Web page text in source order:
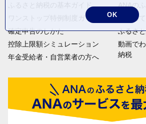
ふるさと納税の基本ガイド
ワンストップ特例制度ガイド
確定申告のしかた
控除上限額シミュレーション
年金受給者・自営業者の方へ
ANAの
はじめ
ふるさ
動画で
納税
OK